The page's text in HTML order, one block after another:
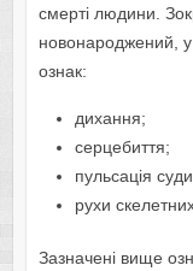
смерті людини.
новонароджений,
ознак:
дихання;
серцебиття;
пульсація
рухи
Зазначені вище